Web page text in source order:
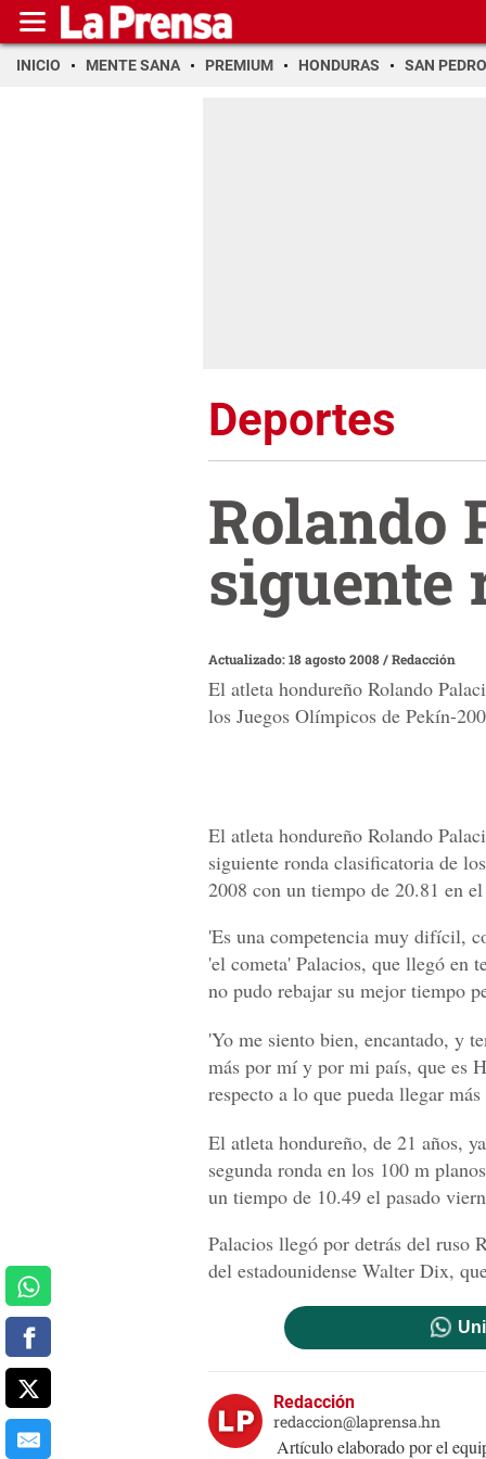
INICIO MENTE SANA PREMIUM HONDURAS SAN PEDRO
Deportes
Rolando
siguente
Actualizado: 18 agosto 2008/Redacción
El atleta hondureño Rolando
los Juegos Olímpicos de Pekín-
El atleta hondureño Rolando
siguiente ronda clasificatoria de
2008 con un tiempo de 20.81 en
'Es una competencia muy difícil,
'el cometa' Palacios, que llegó en
no pudo rebajar su mejor tiempo
'Yo me siento bien, encantado, y
más por mí y por mi país, que es
respecto a lo que pueda llegar más
El atleta hondureño, de 21 años,
segunda ronda en los 100 m
un tiempo de 10.49 el pasado
Palacios llegó por detrás del ruso
del estadounidense Walter Dix,
Redacción
redaccion@laprensa.hn
Artículo elaborado por el